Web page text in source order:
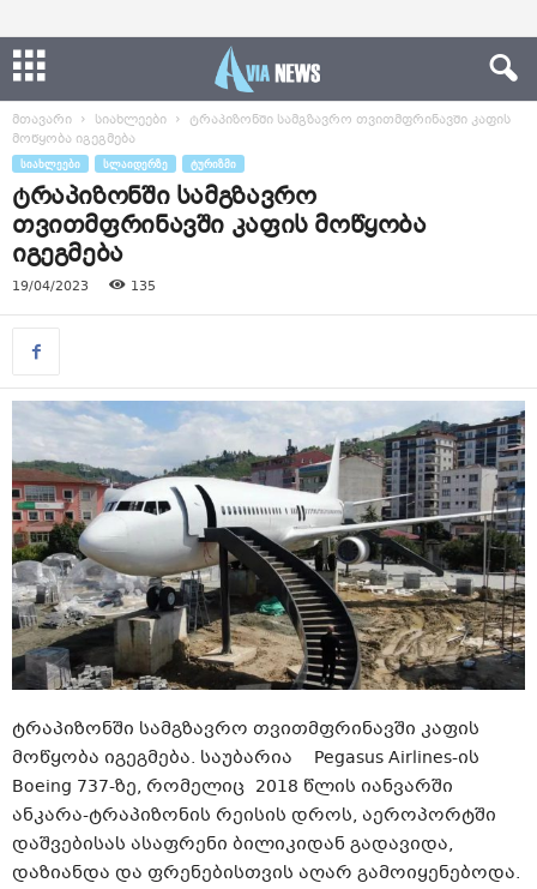
მთავარი სიახლეები
ტრაპიზონში სამგზავრო თვითმფრინავში კაფის
მოწყობა იგეგმება
ᲡᲘᲐᲮᲚᲔᲔᲑᲘ ᲡᲚᲐᲘᲓᲔᲠᲖᲔ ᲢᲣᲠᲘᲖᲛᲘ
ტრაპიზონში სამგზავრო
თვითმფრინავში კაფის მოწყობა
იგეგმება
19/04/2023 135
ტრაპიზონში სამგზავრო თვითმფრინავში კაფის
მოწყობა იგეგმება. საუბარია Pegasus Airlines-ის
Boeing 737-ზე, რომელიც 2018 წლის იანვარში
ანკარა-ტრაპიზონის რეისის დროს, აეროპორტში
დაშვებისას ასაფრენი ბილიკიდან გადავიდა,
დაზიანდა და ფრენებისთვის აღარ გამოიყენებოდა.